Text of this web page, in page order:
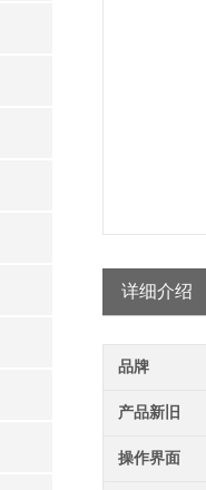
详细介绍
品牌
产品新旧
操作界面